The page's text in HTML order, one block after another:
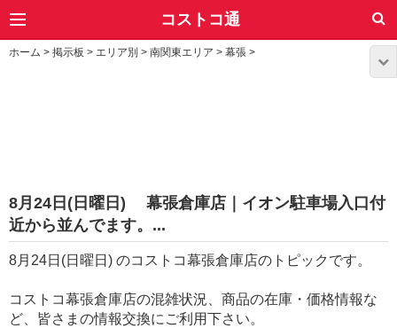
コストコ通
ホーム > 掲示板 > エリア別 > 南関東エリア > 幕張 >
8月24日(日曜日) 幕張倉庫店｜イオン駐車場入口付
近から並んでます。...
8月24日(日曜日) のコストコ幕張倉庫店のトピックです。
コストコ幕張倉庫店の混雑状況、商品の在庫・価格情報な
ど、皆さまの情報交換にご利用下さい。